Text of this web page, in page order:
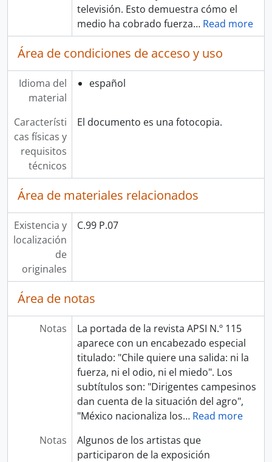
televisión. Esto demuestra cómo el
medio ha cobrado fuerza… Read more
Área de condiciones de acceso y uso
Idioma del
material
español
Característi
cas físicas y
requisitos
técnicos
El documento es una fotocopia.
Área de materiales relacionados
Existencia y
localización
de
originales
C.99 P.07
Área de notas
Notas
La portada de la revista APSI N.º 115
aparece con un encabezado especial
titulado: "Chile quiere una salida: ni la
fuerza, ni el odio, ni el miedo". Los
subtítulos son: "Dirigentes campesinos
dan cuenta de la situación del agro",
"México nacionaliza los… Read more
Notas
Algunos de los artistas que
participaron de la exposición